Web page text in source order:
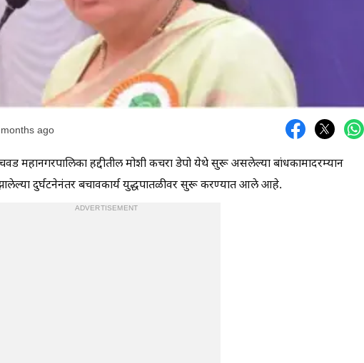
ago
महानगरपालिका हद्दीतील मोशी कचरा डेपो येथे सुरू असलेल्या बांधकामादरम्यान
दुर्घटनेनंतर बचावकार्य युद्धपातळीवर सुरू करण्यात आले आहे.
ADVERTISEMENT